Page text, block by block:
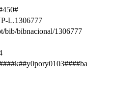
L.1306777
bib/bibnacional/1306777